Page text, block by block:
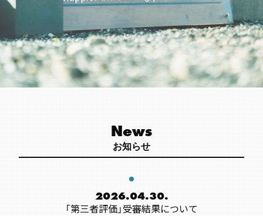
News
お知らせ
2026.04.30.
「第三者評価」受審結果について